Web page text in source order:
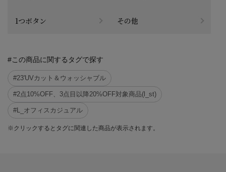
1つボタン その他
#この商品に関するタグで探す
#23'UVカット＆ウォッシャブル
#2点10%OFF、3点目以降20%OFF対象商品(l_st)
#L_オフィスカジュアル
※クリックするとタグに関連した商品が表示されます。